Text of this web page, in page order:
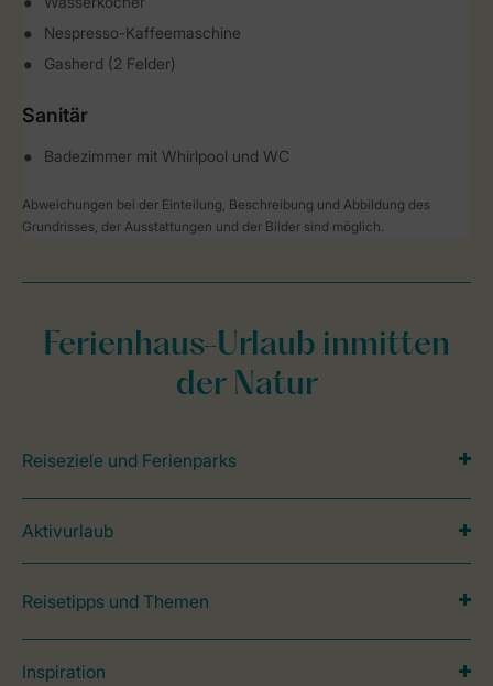
Nespresso-Kaffeemaschine
Gasherd (2 Felder)
Sanitär
Badezimmer mit Whirlpool und WC
Abweichungen bei der Einteilung, Beschreibung und Abbildung des
Grundrisses, der Ausstattungen und der Bilder sind möglich.
Ferienhaus-Urlaub inmitten
der Natur
Reiseziele und Ferienparks
Aktivurlaub
Reisetipps und Themen
Inspiration